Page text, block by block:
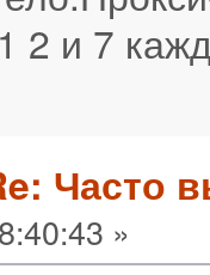
2 и 7
Часто
»